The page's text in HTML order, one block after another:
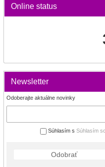
Online status
Newsletter
Odoberajte aktuálne novinky
Súhlasím s Súhlasím
Odobrať